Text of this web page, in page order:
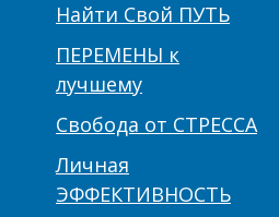
Найти Свой ПУТЬ
ПЕРЕМЕНЫ к
лучшему
Свобода от СТРЕССА
Личная
ЭФФЕКТИВНОСТЬ